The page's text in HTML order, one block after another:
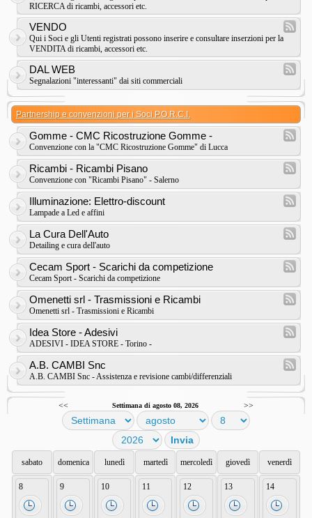
RICERCA di ricambi, accessori etc.
VENDO
Qui i Soci e gli Utenti registrati possono inserire e consultare inserzioni per la
VENDITA di ricambi, accessori etc.
DAL WEB
Segnalazioni "interessanti" dai siti commerciali
Partnership e convenzioni per i Soci P.O.R.C.I.
Gomme - CMC Ricostruzione Gomme -
Convenzione con la "CMC Ricostruzione Gomme" di Lucca
Ricambi - Ricambi Pisano
Convenzione con "Ricambi Pisano" - Salerno
Illuminazione: Elettro-discount
Lampade a Led e affini
La Cura Dell'Auto
Detailing e cura dell'auto
Cecam Sport - Scarichi da competizione
Cecam Sport - Scarichi da competizione
Omenetti srl - Trasmissioni e Ricambi
Omenetti srl - Trasmissioni e Ricambi
Idea Store - Adesivi
ADESIVI - IDEA STORE - Torino -
A.B. CAMBI Snc
A.B. CAMBI Snc - Assistenza e revisione cambi/differenziali
<< Settimana di agosto 08, 2026 >>
sabato domenica lunedì martedì mercoledì giovedì venerdì
8 9 10 11 12 13 14